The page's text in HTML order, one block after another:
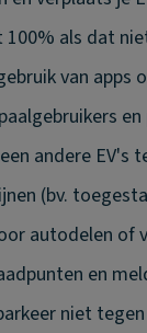
als dat
van apps
andere EV's
(bv.
autodelen of
en
niet